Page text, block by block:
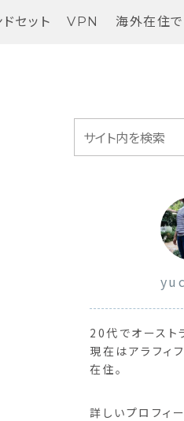
セット VPN 海外在住
20代でオースト
現在はアラフィ
在住。
詳しいプロフィ